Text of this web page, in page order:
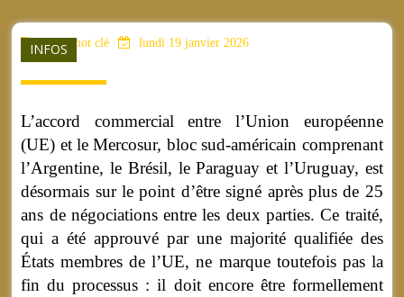
INFOS
aucun mot clé lundi 19 janvier 2026
L’accord commercial entre l’Union européenne
(UE) et le Mercosur, bloc sud-américain comprenant
l’Argentine, le Brésil, le Paraguay et l’Uruguay, est
désormais sur le point d’être signé après plus de 25
ans de négociations entre les deux parties. Ce traité,
qui a été approuvé par une majorité qualifiée des
États membres de l’UE, ne marque toutefois pas la
fin du processus : il doit encore être formellement